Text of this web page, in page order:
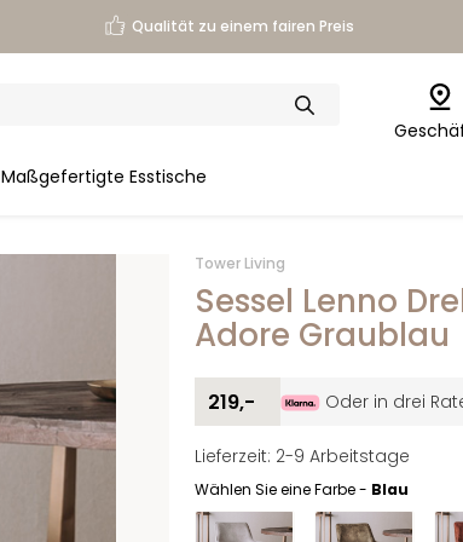
Qualität zu einem fairen Preis
Maßgefertigte Esstische
Tower Living
Sessel Lenno
Adore Graublau
219,- Oder in drei
Lieferzeit: 2-9 Arbeitstage
Wählen Sie eine Farbe - Blau